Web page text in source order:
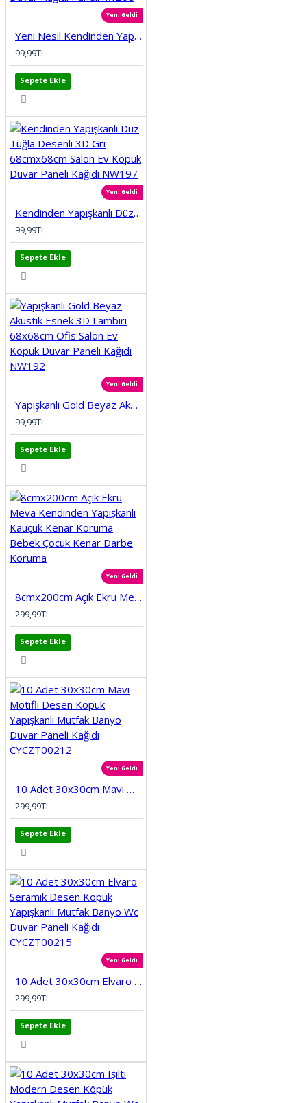
Yeni Geldi
Yeni Nesil Kendinden Yapışkanlı Esnek Sünger Renkli 3D Taş Tuğla Desen Duvar Kağıdı Paneli nw208
99,99TL
Sepete Ekle
Yeni Geldi
Kendinden Yapışkanlı Düz Tuğla Desenli 3D Gri 68cmx68cm Salon Ev Köpük Duvar Paneli Kağıdı NW197
99,99TL
Sepete Ekle
Yeni Geldi
Yapışkanlı Gold Beyaz Akustik Esnek 3D Lambiri 68x68cm Ofis Salon Ev Köpük Duvar Paneli Kağıdı NW192
99,99TL
Sepete Ekle
Yeni Geldi
8cmx200cm Açık Ekru Meva Kendinden Yapışkanlı Kauçuk Kenar Koruma Bebek Çocuk Kenar Darbe Koruma
299,99TL
Sepete Ekle
Yeni Geldi
10 Adet 30x30cm Mavi Motifli Desen Köpük Yapışkanlı Mutfak Banyo Duvar Paneli Kağıdı CYCZT00212
299,99TL
Sepete Ekle
Yeni Geldi
10 Adet 30x30cm Elvaro Seramik Desen Köpük Yapışkanlı Mutfak Banyo Wc Duvar Paneli Kağıdı CYCZT00215
299,99TL
Sepete Ekle